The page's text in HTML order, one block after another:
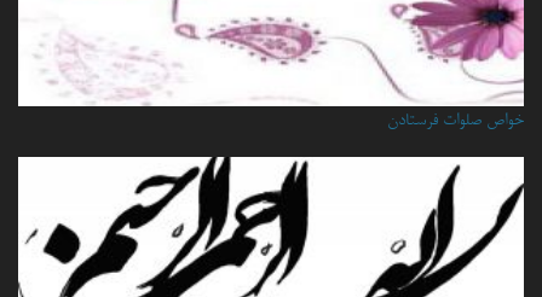
خواص صلوات فرستادن